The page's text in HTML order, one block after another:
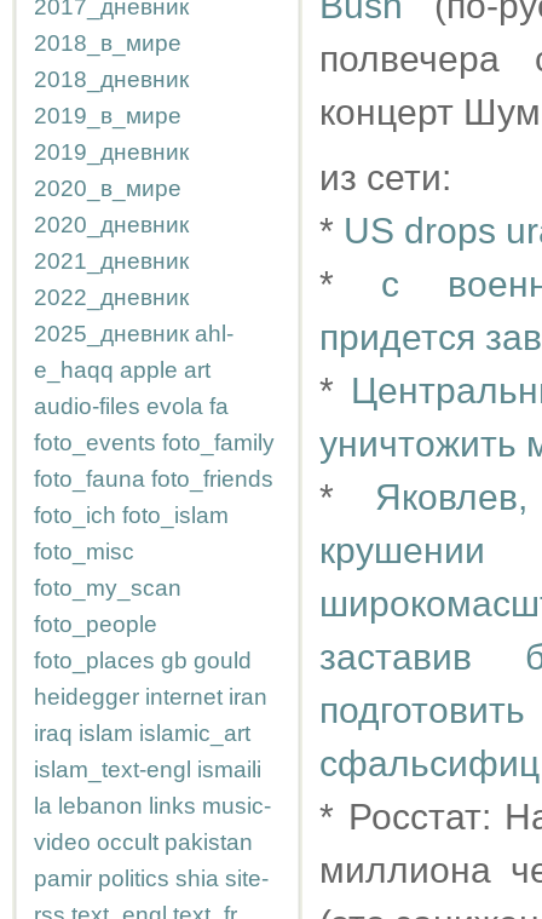
2017_дневник
2018_в_мире
2018_дневник
2019_в_мире
2019_дневник
2020_в_мире
2020_дневник
2021_дневник
2022_дневник
2025_дневник ahl-
e_haqq apple art
audio-files evola fa
foto_events foto_family
foto_fauna foto_friends
foto_ich foto_islam
foto_misc
foto_my_scan
foto_people
foto_places gb gould
heidegger internet iran
iraq islam islamic_art
islam_text-engl ismaili
la lebanon links music-
video occult pakistan
pamir politics shia site-
полвечера
концерт
из сети:
* US drops
* с
придется
*
уничтожить
*
заставив
* Росстат:
миллиона